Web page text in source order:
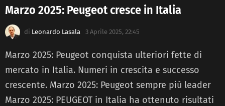
Marzo 2025: Peugeot cresce in Italia
di Leonardo Lasala 3 Aprile 2025, 22:45
Marzo 2025: Peugeot conquista ulteriori fette di
mercato in Italia. Numeri in crescita e successo
crescente. Marzo 2025: Peugeot sempre più leader
Marzo 2025: PEUGEOT in Italia ha ottenuto risultati